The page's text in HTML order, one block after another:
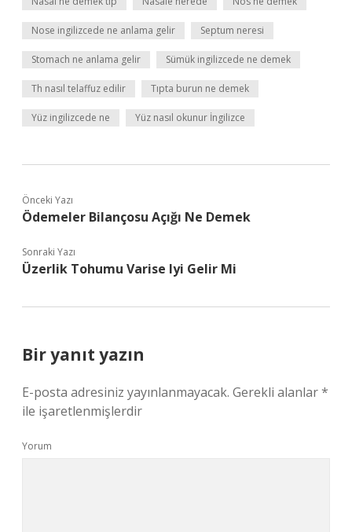
Nose ingilizcede ne anlama gelir Septum neresi
Stomach ne anlama gelir Sümük ingilizcede ne demek
Th nasıl telaffuz edilir Tıpta burun ne demek
Yüz ingilizcede ne Yüz nasıl okunur İngilizce
Önceki Yazı
Ödemeler Bilançosu Açığı Ne Demek
Sonraki Yazı
Üzerlik Tohumu Varise Iyi Gelir Mi
Bir yanıt yazın
E-posta adresiniz yayınlanmayacak. Gerekli alanlar*
ile işaretlenmişlerdir
Yorum